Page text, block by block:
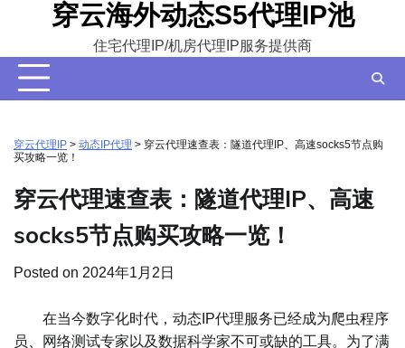
content
穿云海外动态S5代理IP池
住宅代理IP/机房代理IP服务提供商
穿云代理IP > 动态IP代理 > 穿云代理速查表：隧道代理IP、高速socks5节点购
买攻略一览！
穿云代理速查表：隧道代理IP、高速
socks5节点购买攻略一览！
Posted on 2024年1月2日
在当今数字化时代，动态IP代理服务已经成为爬虫程序
员、网络测试专家以及数据科学家不可或缺的工具。为了满